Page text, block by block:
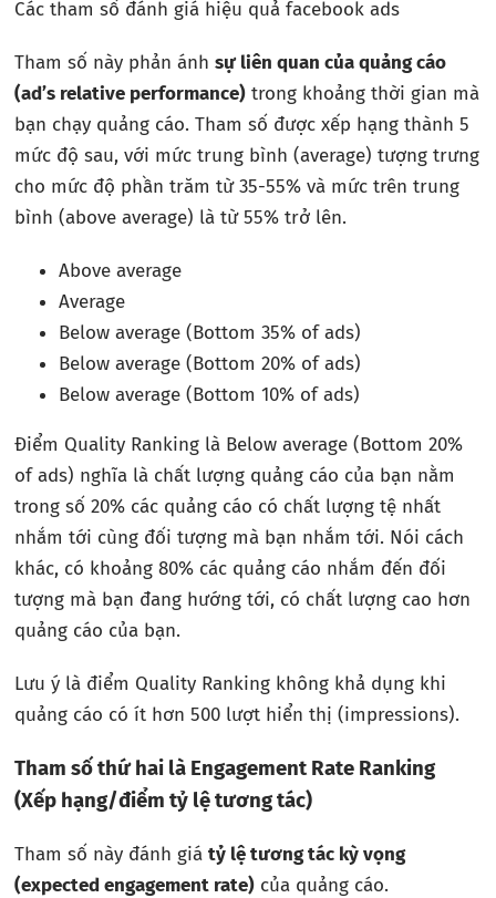
Các tham số đánh giá hiệu quả facebook ads
Tham số này phản ánhsự liên quan của quảng cáo
(ad’s relative performance) trong khoảng thời gian mà
bạn chạy quảng cáo. Tham số được xếp hạng thành 5
mức độ sau, với mức trung bình (average) tượng trưng
cho mức độ phần trăm từ 35-55% và mức trên trung
bình (above average) là từ 55% trở lên.
Above average
Average
Below average (Bottom 35% of ads)
Below average (Bottom 20% of ads)
Below average (Bottom 10% of ads)
Điểm Quality Ranking là Below average (Bottom 20%
of ads) nghĩa là chất lượng quảng cáo của bạn nằm
trong số 20% các quảng cáo có chất lượng tệ nhất
nhắm tới cùng đối tượng mà bạn nhắm tới. Nói cách
khác, có khoảng 80% các quảng cáo nhắm đến đối
tượng mà bạn đang hướng tới, có chất lượng cao hơn
quảng cáo của bạn.
Lưu ý là điểm Quality Ranking không khả dụng khi
quảng cáo có ít hơn 500 lượt hiển thị (impressions).
Tham số thứ hai là Engagement Rate Ranking
(Xếp hạng/điểm tỷ lệ tương tác)
Tham số này đánh giátỷ lệ tương tác kỳ vọng
(expected engagement rate) của quảng cáo.